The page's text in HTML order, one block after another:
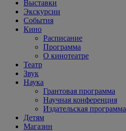
Выставки
Экскурсии
События
Кино
Расписание
Программа
О кинотеатре
Театр
Звук
Наука
Грантовая программа
Научная конференция
Издательская программа
Детям
Магазин